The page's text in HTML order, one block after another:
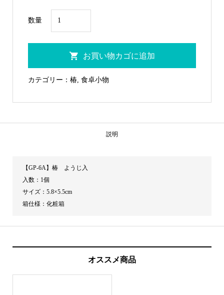
数量
椿
じ
お買い物カゴに追加
カテゴリー： 椿, 食卓小物
説明
【GP-6A】椿 ようじ入
入数：1個
サイズ：5.8×5.5cm
箱仕様：化粧箱
オススメ商品